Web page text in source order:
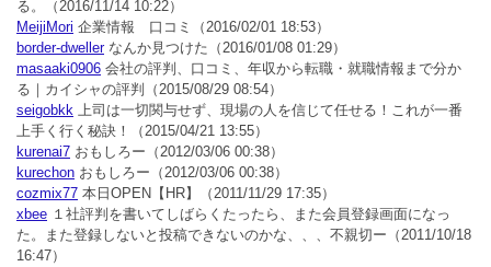
る。
（2016/11/14 10:22）
MeijiMori 企業情報 口コミ
（2016/02/01 18:53）
border-dwellerなんか見つけた （2016/01/08 01:29）
masaaki0906 会社の評判、口コミ、年収から転職・就職情報まで分か
る｜カイシャの評判
（2015/08/29 08:54）
seigobkk 上司は一切関与せず、現場の人を信じて任せる！これが一番
上手く行く秘訣！
（2015/04/21 13:55）
kurenai7 おもしろー （2012/03/06 00:38）
kurechon おもしろー （2012/03/06 00:38）
cozmix77 本日OPEN【HR】
（2011/11/29 17:35）
xbee １社評判を書いてしばらくたったら、また会員登録画面になっ
た。また登録しないと投稿できないのかな、、、不親切ー （2011/10/18
16:47）